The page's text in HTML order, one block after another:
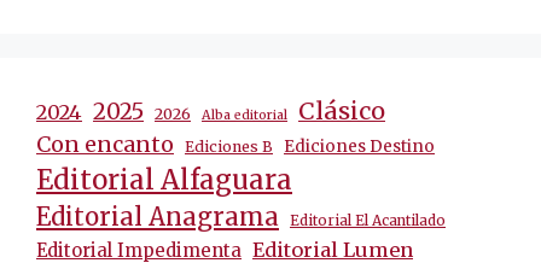
2024 2025 2026 Alba editorial Clásico
Con encanto Ediciones B Ediciones Destino
Editorial Alfaguara
Editorial Anagrama Editorial El Acantilado
Editorial Impedimenta Editorial Lumen